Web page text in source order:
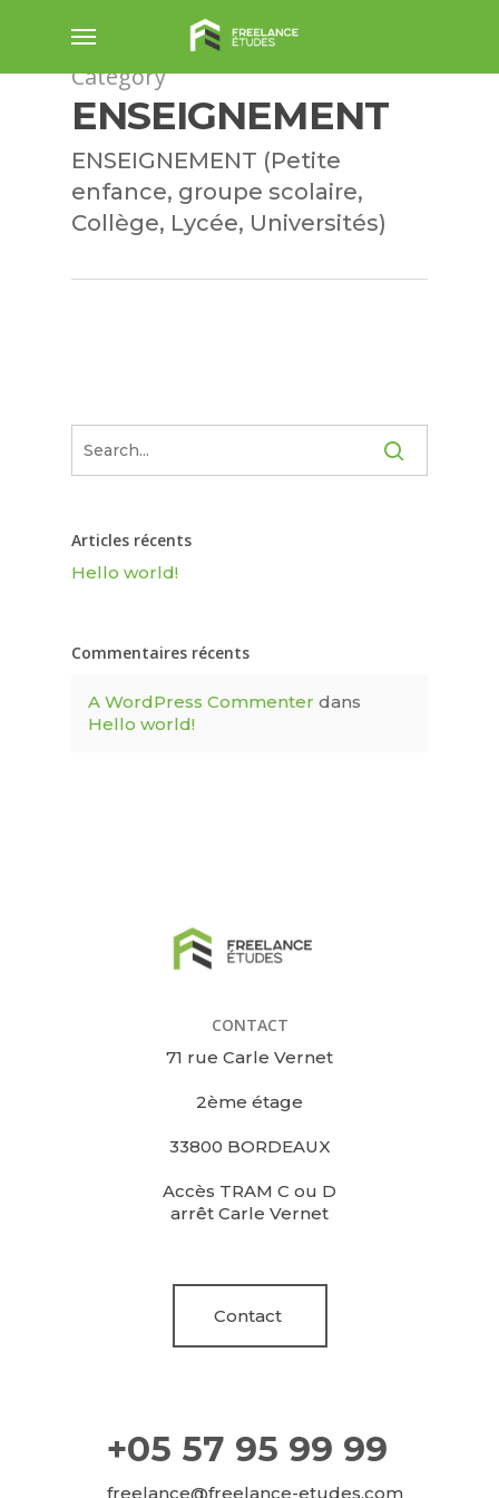
content
Menu
Category
ENSEIGNEMENT
ENSEIGNEMENT (Petite
enfance, groupe scolaire,
Collège, Lycée, Universités)
Articles récents
Hello world!
Commentaires récents
A WordPress Commenter dans
Hello world!
CONTACT
71 rue Carle Vernet
2ème étage
33800 BORDEAUX
Accès TRAM C ou D
arrêt Carle Vernet
Contact
+05 57 95 99 99
freelance@freelance-etudes.com